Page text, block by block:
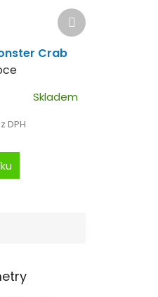
Crab
Skladem
DPH
Další
produkt